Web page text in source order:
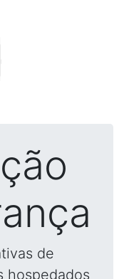
de
hospedados